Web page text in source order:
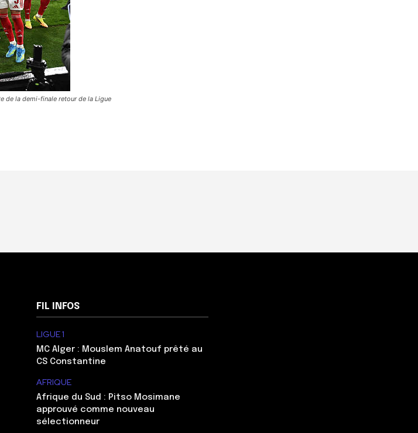
de la demi-finale retour de la Ligue
FIL INFOS
LIGUE 1
MC Alger : Mouslem Anatouf prêté au
CS Constantine
AFRIQUE
Afrique du Sud : Pitso Mosimane
approuvé comme nouveau
sélectionneur